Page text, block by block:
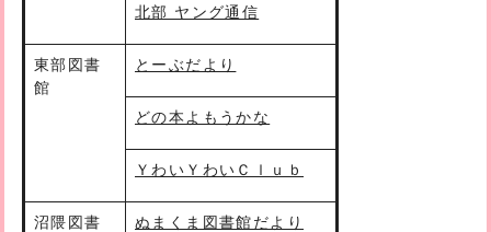
北部 ヤング通信
東部図書
館
とーぶだより
どの本よもうかな
ＹわいＹわいＣｌｕｂ
沼隈図書
ぬまくま図書館だより